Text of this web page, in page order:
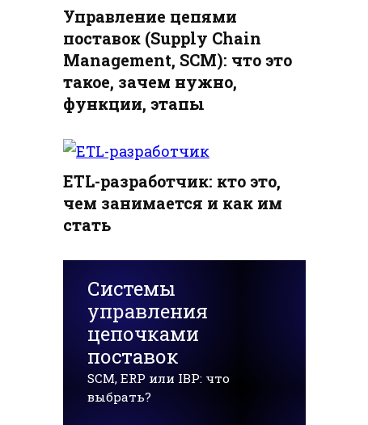
Управление цепями
поставок (Supply Chain
Management, SCM): что это
такое, зачем нужно,
функции, этапы
ETL-разработчик: кто это,
чем занимается и как им
стать
Системы
управления
цепочками
поставок
SCM, ERP или IBP: что
выбрать?